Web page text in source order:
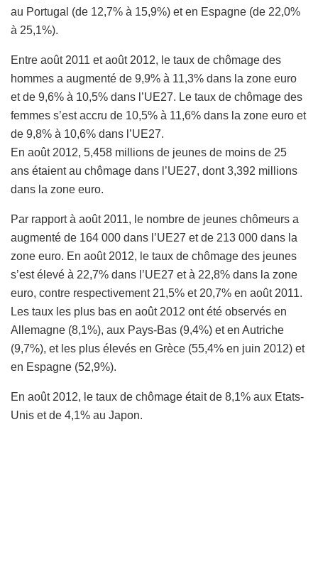
au Portugal (de 12,7% à 15,9%) et en Espagne (de 22,0%
à 25,1%).
Entre août 2011 et août 2012, le taux de chômage des
hommes a augmenté de 9,9% à 11,3% dans la zone euro
et de 9,6% à 10,5% dans l’UE27. Le taux de chômage des
femmes s’est accru de 10,5% à 11,6% dans la zone euro et
de 9,8% à 10,6% dans l’UE27.
En août 2012, 5,458 millions de jeunes de moins de 25
ans étaient au chômage dans l’UE27, dont 3,392 millions
dans la zone euro.
Par rapport à août 2011, le nombre de jeunes chômeurs a
augmenté de 164 000 dans l’UE27 et de 213 000 dans la
zone euro. En août 2012, le taux de chômage des jeunes
s’est élevé à 22,7% dans l’UE27 et à 22,8% dans la zone
euro, contre respectivement 21,5% et 20,7% en août 2011.
Les taux les plus bas en août 2012 ont été observés en
Allemagne (8,1%), aux Pays-Bas (9,4%) et en Autriche
(9,7%), et les plus élevés en Grèce (55,4% en juin 2012) et
en Espagne (52,9%).
En août 2012, le taux de chômage était de 8,1% aux Etats-
Unis et de 4,1% au Japon.